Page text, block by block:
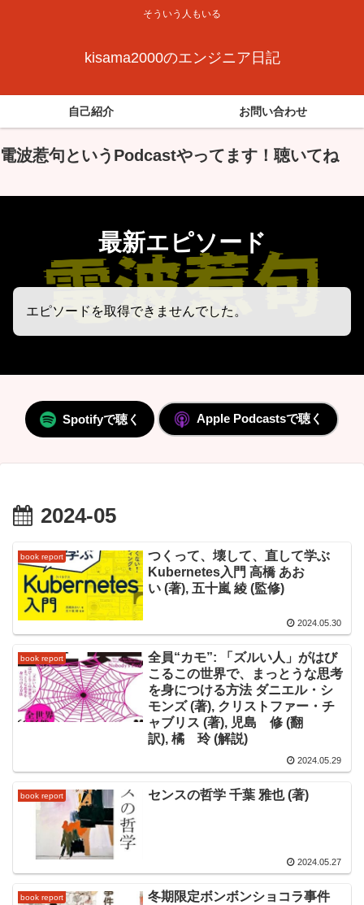
そういう人もいる
kisama2000のエンジニア日記
自己紹介 お問い合わせ
電波惹句というPodcastやってます！聴いてね
最新エピソード
エピソードを取得できませんでした。
Spotifyで聴く Apple Podcastsで聴く
2024-05
book report
つくって、壊して、直して学ぶ
Kubernetes入門 高橋 あお
い (著), 五十嵐 綾 (監修)
2024.05.30
book report
全員“カモ”: 「ズルい人」がはび
こるこの世界で、まっとうな思考
を身につける方法 ダニエル・シ
モンズ (著), クリストファー・チ
ャブリス (著), 児島 修 (翻
訳), 橘 玲 (解説)
2024.05.29
book report センスの哲学 千葉 雅也 (著)
2024.05.27
book report
冬期限定ボンボンショコラ事件